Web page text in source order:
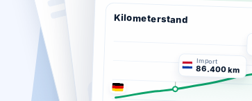
Kilometerstand
Import
86.400 km